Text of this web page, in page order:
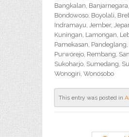
Bangkalan,
Bondowoso, Boyolali,
Indramayu, Jember,
Kuningan, Lamongan,
Pamekasan,
Purworejo, Rembang,
Sukoharjo, Sumedang,
Wonogiri, Wonosobo
This entry was posted in